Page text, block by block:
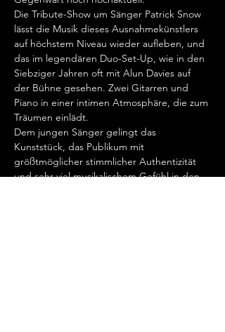
Die Tribute-Show um Sänger Patrick Snow
lässt die Musik dieses Ausnahmekünstlers
auf höchstem Niveau wieder aufleben, und
das im legendären Duo-Set-Up, wie in den
Siebziger Jahren oft mit Alun Davies auf
der Bühne gesehen. Zwei Gitarren und
Piano in einer intimen Atmosphäre, die zum
Träumen einlädt.
Dem jungen Sänger gelingt das
Kunststück, das Publikum mit
größtmöglicher stimmlicher Authentizität
und sehr viel musikalischem Gefühl in den